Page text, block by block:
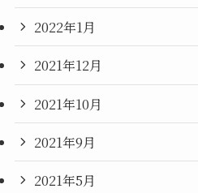
2022年1月
2021年12月
2021年10月
2021年9月
2021年5月